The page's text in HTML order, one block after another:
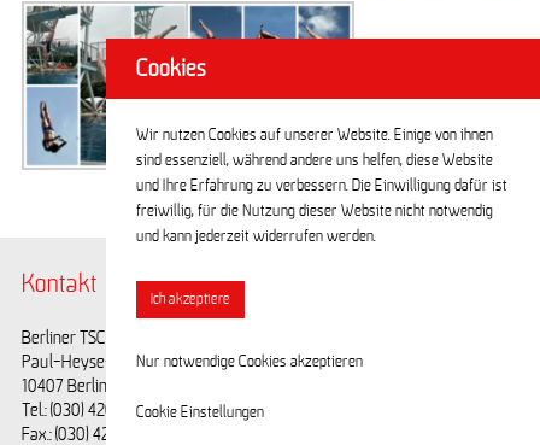
Kontakt
Berliner TSC e.V.
Paul-Heyse-Straße 25
10407 Berlin
Tel.: (030) 42028593
Fax.: (030) 42028594
Youtube
Cookies
Wir nutzen Cookies auf unserer Website. Einige von ihnen
sind essenziell, während andere uns helfen, diese Website
und Ihre Erfahrung zu verbessern. Die Einwilligung dafür ist
freiwillig, für die Nutzung dieser Website nicht notwendig
und kann jederzeit widerrufen werden.
Ich akzeptiere
Nur notwendige Cookies akzeptieren
Cookie Einstellungen